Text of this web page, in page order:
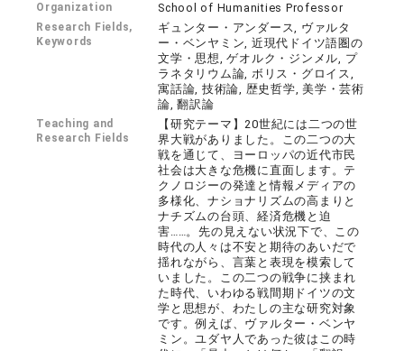
Organization School of Humanities Professor
Research Fields,
Keywords
ギュンター・アンダース, ヴァルタ
ー・ベンヤミン, 近現代ドイツ語圏の
文学・思想, ゲオルク・ジンメル, プ
ラネタリウム論, ボリス・グロイス,
寓話論, 技術論, 歴史哲学, 美学・芸術
論, 翻訳論
Teaching and
Research Fields
【研究テーマ】20世紀には二つの世
界大戦がありました。この二つの大
戦を通じて、ヨーロッパの近代市民
社会は大きな危機に直面します。テ
クノロジーの発達と情報メディアの
多様化、ナショナリズムの高まりと
ナチズムの台頭、経済危機と迫
害……。先の見えない状況下で、この
時代の人々は不安と期待のあいだで
揺れながら、言葉と表現を模索して
いました。この二つの戦争に挟まれ
た時代、いわゆる戦間期ドイツの文
学と思想が、わたしの主な研究対象
です。例えば、ヴァルター・ベンヤ
ミン。ユダヤ人であった彼はこの時